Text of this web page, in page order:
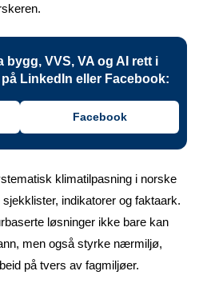
bygg, VVS, VA og AI rett i
LinkedIn eller Facebook:
Facebook
klimatilpasning i norske
indikatorer og faktaark.
løsninger ikke bare kan
men også styrke nærmiljø,
på tvers av fagmiljøer.